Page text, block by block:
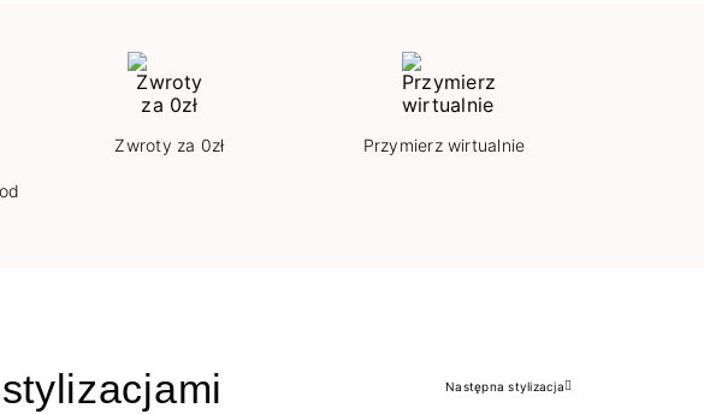
Zwroty za 0zł Przymierz wirtualnie
Następny
Następna stylizacja